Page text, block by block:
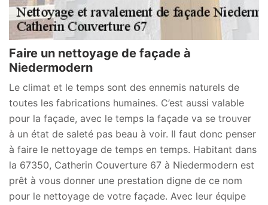
Faire un nettoyage de façade à
Niedermodern
Le climat et le temps sont des ennemis naturels de
toutes les fabrications humaines. C’est aussi valable
pour la façade, avec le temps la façade va se trouver
à un état de saleté pas beau à voir. Il faut donc penser
à faire le nettoyage de temps en temps. Habitant dans
la 67350, Catherin Couverture 67 à Niedermodern est
prêt à vous donner une prestation digne de ce nom
pour le nettoyage de votre façade. Avec leur équipe